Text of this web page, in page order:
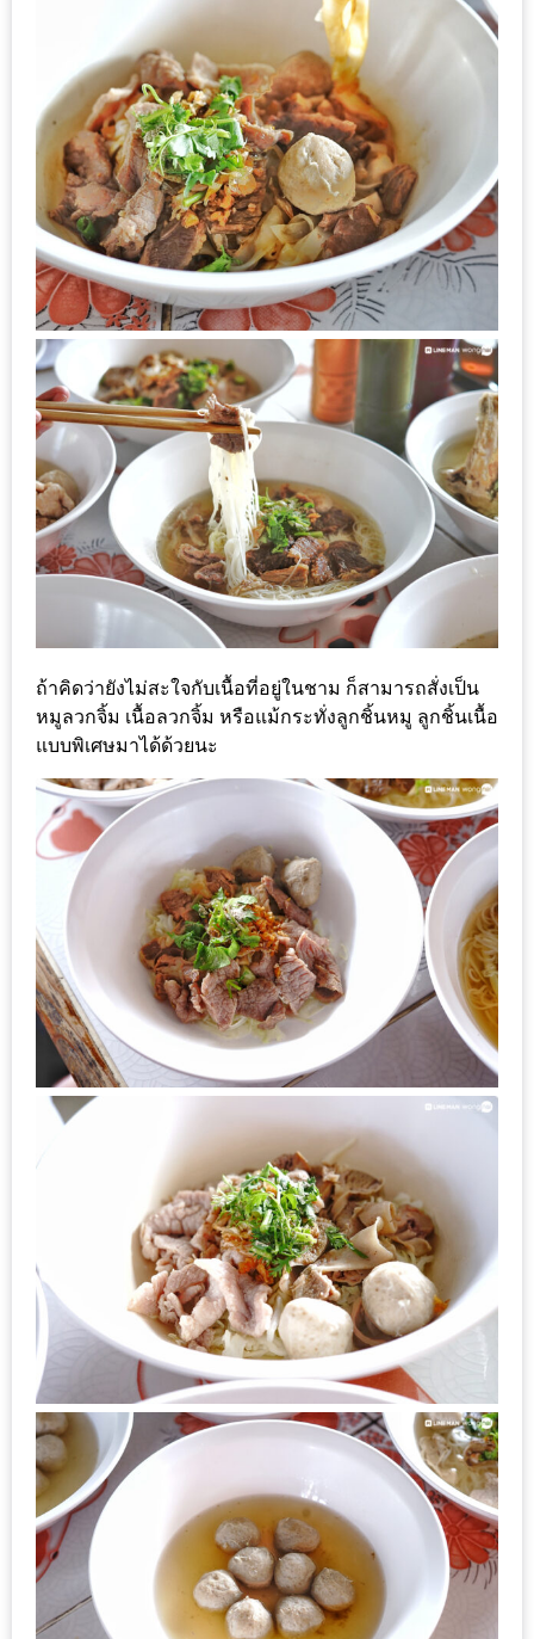
หิว
ข้าว
อะไร
เอ่ย
อร่อย
ที่สุด?
งาน
แฟร์
เรื่อง
บ้าน
ที่
ทุก
ต้อง
มา
พบ
บ้าน
คุ้ม
จบ
เดียว
HOMEPRO
FAIR
2017
เชียงใหม่
จัด
หมู
กระทะ
ทั่ว
เชียงใหม่
งบ
ไม่
บาน
ปลาย
อิ่ม
ถ้าคิดว่ายังไม่สะใจกับเนื้อที่อยู่ในชาม ก็สามารถสั่งเป็น
หมูลวกจิ้ม เนื้อลวกจิ้ม หรือแม้กระทั่งลูกชิ้นหมู ลูกชิ้นเนื้อ
แบบพิเศษมาได้ด้วยนะ